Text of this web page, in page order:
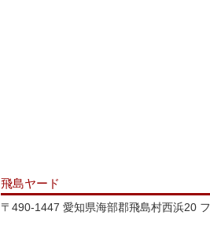
飛島ヤード
〒490-1447 愛知県海部郡飛島村西浜20